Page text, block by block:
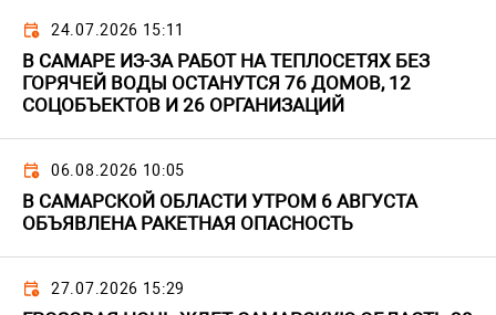
24.07.2026 15:11
В САМАРЕ ИЗ-ЗА РАБОТ НА ТЕПЛОСЕТЯХ БЕЗ
ГОРЯЧЕЙ ВОДЫ ОСТАНУТСЯ 76 ДОМОВ, 12
СОЦОБЪЕКТОВ И 26 ОРГАНИЗАЦИЙ
06.08.2026 10:05
В САМАРСКОЙ ОБЛАСТИ УТРОМ 6 АВГУСТА
ОБЪЯВЛЕНА РАКЕТНАЯ ОПАСНОСТЬ
27.07.2026 15:29